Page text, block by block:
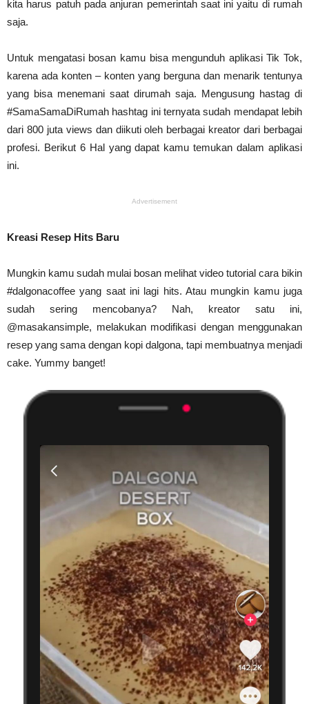
kita harus patuh pada anjuran pemerintah saat ini yaitu di rumah
saja.
Untuk mengatasi bosan kamu bisa mengunduh aplikasi Tik Tok,
karena ada konten – konten yang berguna dan menarik tentunya
yang bisa menemani saat dirumah saja. Mengusung hastag di
#SamaSamaDiRumah hashtag ini ternyata sudah mendapat lebih
dari 800 juta views dan diikuti oleh berbagai kreator dari berbagai
profesi. Berikut 6 Hal yang dapat kamu temukan dalam aplikasi
ini.
Advertisement
Kreasi Resep Hits Baru
Mungkin kamu sudah mulai bosan melihat video tutorial cara bikin
#dalgonacoffee yang saat ini lagi hits. Atau mungkin kamu juga
sudah sering mencobanya? Nah, kreator satu ini,
@masakansimple, melakukan modifikasi dengan menggunakan
resep yang sama dengan kopi dalgona, tapi membuatnya menjadi
cake. Yummy banget!